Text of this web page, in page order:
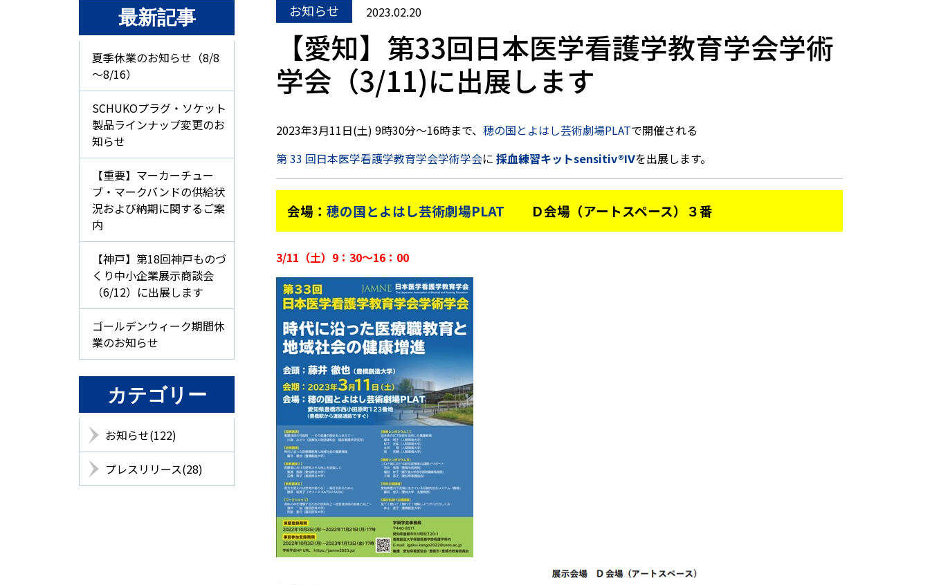
お知らせ 2023.02.20
【愛知】第33回日本医学看護学教育学会学術
学会（3/11)に出展します
2023年3月11日(土) 9時30分～16時まで、 穂の国とよはし芸術劇場PLATで開催される
第 33 回日本医学看護学教育学会学術学会に 採血練習キットsensitiv®Ⅳを出展します。
会場： 穂の国とよはし芸術劇場PLAT Ｄ会場（アートスペース）３番
3/11（土）9：30～16：00
最新記事
夏季休業のお知らせ（8/8
～8/16）
SCHUKOプラグ・ソケット
製品ラインナップ変更のお
知らせ
【重要】マーカーチュー
ブ・マークバンドの供給状
況および納期に関するご案
内
【神戸】第18回神戸ものづ
くり中小企業展示商談会
（6/12）に出展します
ゴールデンウィーク期間休
業のお知らせ
カテゴリー
お知らせ(122)
プレスリリース(28)